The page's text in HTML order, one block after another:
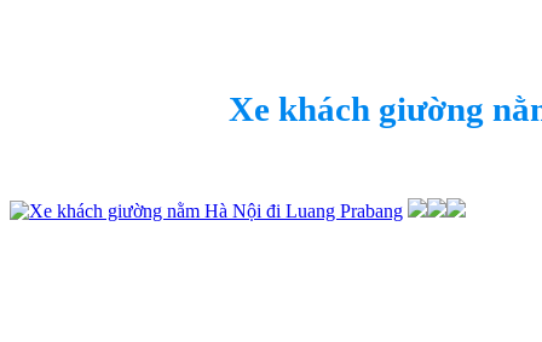
Xe khách giường